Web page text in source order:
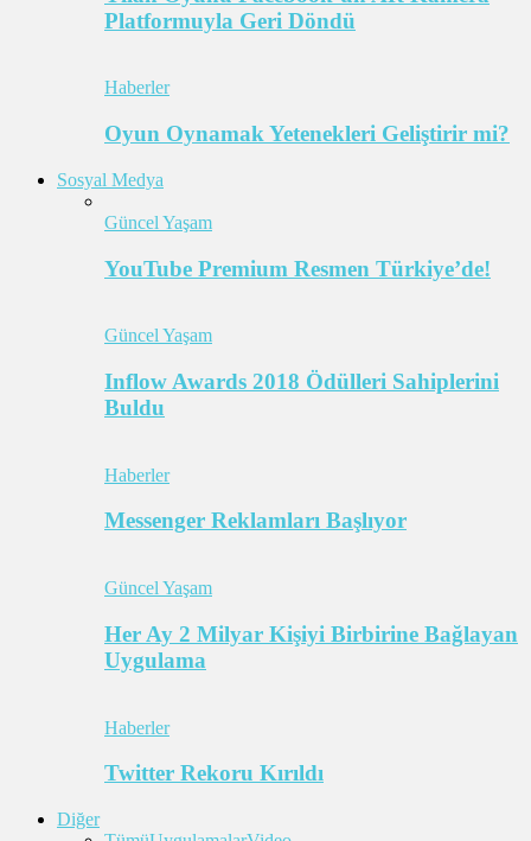
Platformuyla Geri Döndü
Haberler
Oyun Oynamak Yetenekleri Geliştirir mi?
Sosyal Medya
Güncel Yaşam
YouTube Premium Resmen Türkiye’de!
Güncel Yaşam
Inflow Awards 2018 Ödülleri Sahiplerini
Buldu
Haberler
Messenger Reklamları Başlıyor
Güncel Yaşam
Her Ay 2 Milyar Kişiyi Birbirine Bağlayan
Uygulama
Haberler
Twitter Rekoru Kırıldı
Diğer